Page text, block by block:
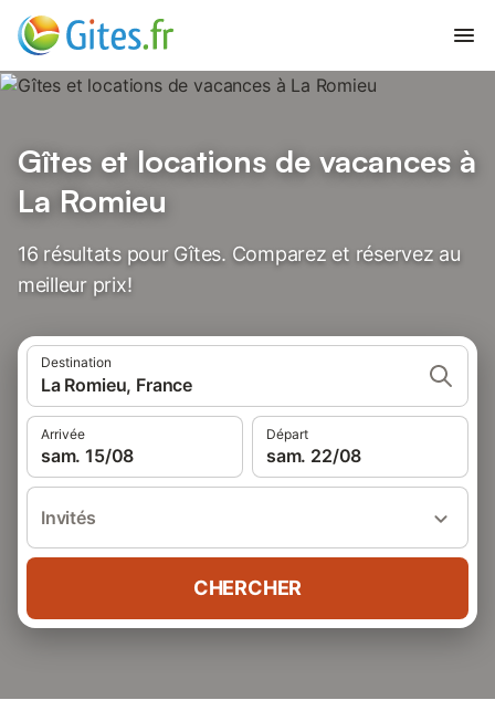
Gîtes et locations de vacances à
La Romieu
16 résultats pour Gîtes. Comparez et réservez au
meilleur prix!
Destination
La Romieu, France
Arrivée
sam. 15/08
Départ
sam. 22/08
Invités
CHERCHER